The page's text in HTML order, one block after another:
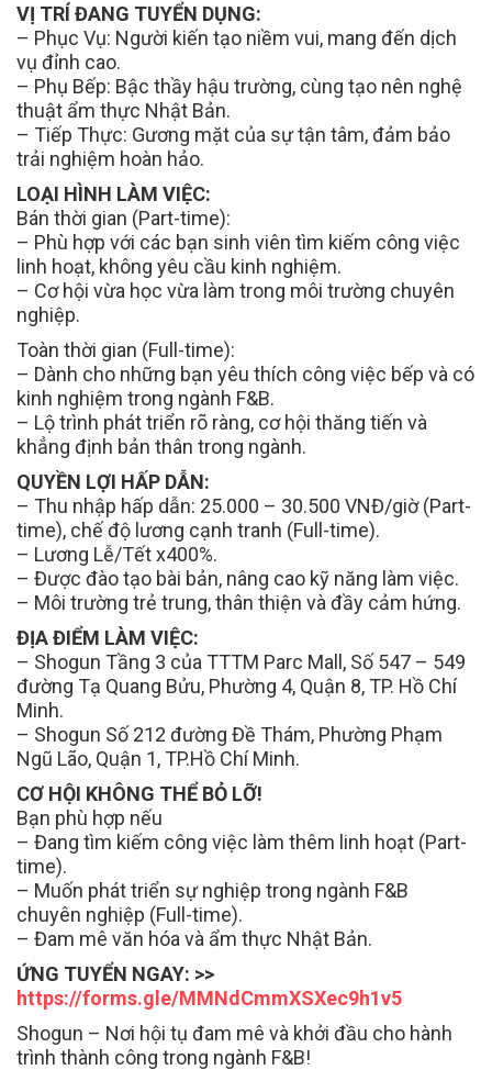
VỊ TRÍ ĐANG TUYỂN DỤNG:
– Phục Vụ: Người kiến tạo niềm vui, mang đến dịch
vụ đỉnh cao.
– Phụ Bếp: Bậc thầy hậu trường, cùng tạo nên nghệ
thuật ẩm thực Nhật Bản.
– Tiếp Thực: Gương mặt của sự tận tâm, đảm bảo
trải nghiệm hoàn hảo.
LOẠI HÌNH LÀM VIỆC:
Bán thời gian (Part-time):
– Phù hợp với các bạn sinh viên tìm kiếm công việc
linh hoạt, không yêu cầu kinh nghiệm.
– Cơ hội vừa học vừa làm trong môi trường chuyên
nghiệp.
Toàn thời gian (Full-time):
– Dành cho những bạn yêu thích công việc bếp và có
kinh nghiệm trong ngành F&B.
– Lộ trình phát triển rõ ràng, cơ hội thăng tiến và
khẳng định bản thân trong ngành.
QUYỀN LỢI HẤP DẪN:
– Thu nhập hấp dẫn: 25.000 – 30.500 VNĐ/giờ (Part-
time), chế độ lương cạnh tranh (Full-time).
– Lương Lễ/Tết x400%.
– Được đào tạo bài bản, nâng cao kỹ năng làm việc.
– Môi trường trẻ trung, thân thiện và đầy cảm hứng.
ĐỊA ĐIỂM LÀM VIỆC:
– Shogun Tầng 3 của TTTM Parc Mall, Số 547 – 549
đường Tạ Quang Bửu, Phường 4, Quận 8, TP. Hồ Chí
Minh.
– Shogun Số 212 đường Đề Thám, Phường Phạm
Ngũ Lão, Quận 1, TP.Hồ Chí Minh.
CƠ HỘI KHÔNG THỂ BỎ LỠ!
Bạn phù hợp nếu
– Đang tìm kiếm công việc làm thêm linh hoạt (Part-
time).
– Muốn phát triển sự nghiệp trong ngành F&B
chuyên nghiệp (Full-time).
– Đam mê văn hóa và ẩm thực Nhật Bản.
ỨNG TUYỂN NGAY: >>
https://forms.gle/MMNdCmmXSXec9h1v5
Shogun – Nơi hội tụ đam mê và khởi đầu cho hành
trình thành công trong ngành F&B!